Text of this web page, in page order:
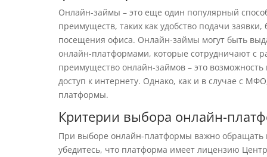
Онлайн-займы – это еще один популярный
преимуществ, таких как удобство подачи
посещения офиса. Онлайн-займы могут быть
онлайн-платформами, которые сотрудничают
преимущество онлайн-займов – это
доступ к интернету. Однако, как и в случае с
платформы.
Критерии выбора онлайн-
При выборе онлайн-платформы важно
убедитесь, что платформа имеет лицензию